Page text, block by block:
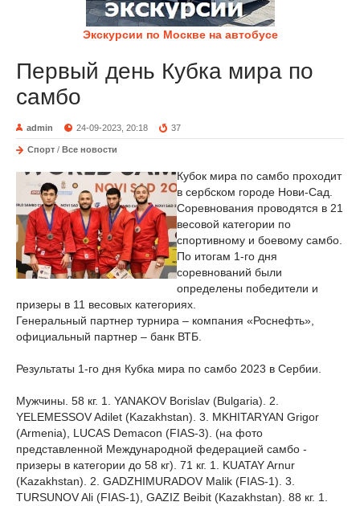
Экскурсии по Москве на автобусе
Первый день Кубка мира по
самбо
admin 24-09-2023, 20:18 37
Спорт / Все новости
Кубок мира по самбо проходит
в сербском городе Нови-Сад.
Соревнования проводятся в 21
весовой категории по
спортивному и боевому самбо.
По итогам 1-го дня
соревнований были
определены победители и
призеры в 11 весовых категориях.
Генеральный партнер турнира – компания «Роснефть»,
официальный партнер – банк ВТБ.
Результаты 1-го дня Кубка мира по самбо 2023 в Сербии.
Мужчины. 58 кг. 1. YANAKOV Borislav (Bulgaria). 2.
YELEMESSOV Adilet (Kazakhstan). 3. MKHITARYAN Grigor
(Armenia), LUCAS Demacon (FIAS-3). (на фото
представленной Международной федерацией самбо -
призеры в категории до 58 кг). 71 кг. 1. KUATAY Arnur
(Kazakhstan). 2. GADZHIMURADOV Malik (FIAS-1). 3.
TURSUNOV Ali (FIAS-1), GAZIZ Beibit (Kazakhstan). 88 кг. 1.